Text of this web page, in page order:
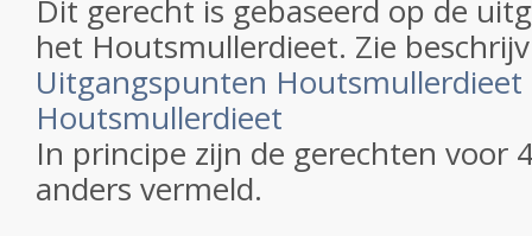
Dit gerecht is gebaseerd op de
het Houtsmullerdieet. Zie
Uitgangspunten Houtsmullerdieet
Houtsmullerdieet
In principe zijn de gerechten voor
anders vermeld.